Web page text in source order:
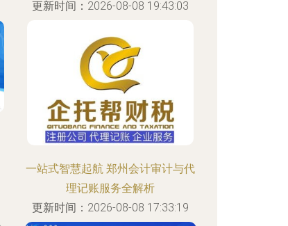
更新时间：2026-08-08 19:43:03
一站式智慧起航 郑州会计审计与代
理记账服务全解析
更新时间：2026-08-08 17:33:19